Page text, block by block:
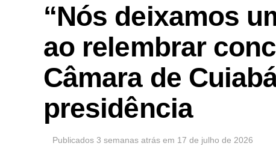
“Nós deixamos
ao relembrar
Câmara de
presidência
Publicados 3 semanas atrás em 17 de julho de 2026